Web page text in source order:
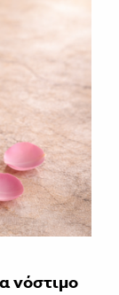
νόστιμο